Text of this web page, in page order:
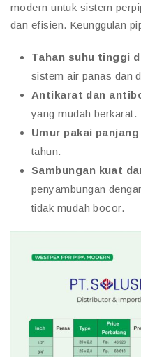
modern untuk sistem
dan efisien. Keunggulan
Tahan suhu tinggi
sistem air panas dan
Antikarat dan
yang mudah berkarat.
Umur pakai panjang
tahun.
Sambungan kuat
penyambungan
tidak mudah bocor.